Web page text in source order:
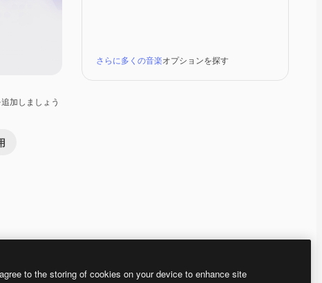
加しましょう
さらに多くの音楽オプションを探す
to the storing of cookies on your device to enhance site